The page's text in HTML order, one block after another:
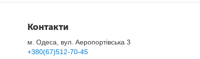
Контакти
м. Одеса, вул. Аеропортівська 3
+380(67)512-70-45